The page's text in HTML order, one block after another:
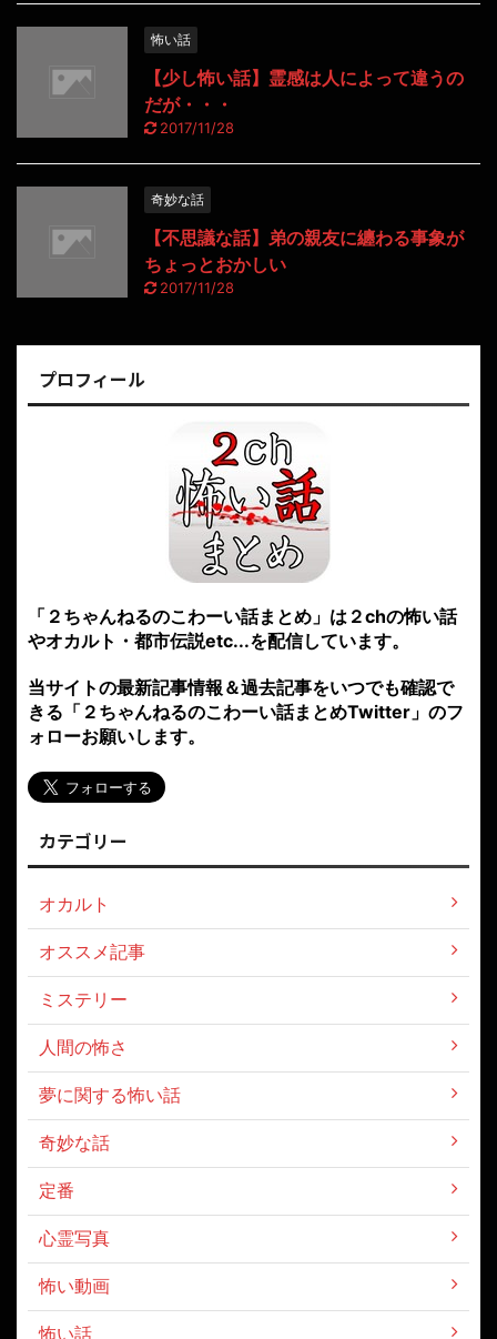
怖い話
【少し怖い話】霊感は人によって違うの
だが・・・
2017/11/28
奇妙な話
【不思議な話】弟の親友に纏わる事象が
ちょっとおかしい
2017/11/28
プロフィール
「２ちゃんねるのこわーい話まとめ」は２chの怖い話
やオカルト・都市伝説etc...を配信しています。
当サイトの最新記事情報＆過去記事をいつでも確認で
きる「２ちゃんねるのこわーい話まとめTwitter」のフ
ォローお願いします。
カテゴリー
オカルト
オススメ記事
ミステリー
人間の怖さ
夢に関する怖い話
奇妙な話
定番
心霊写真
怖い動画
怖い話